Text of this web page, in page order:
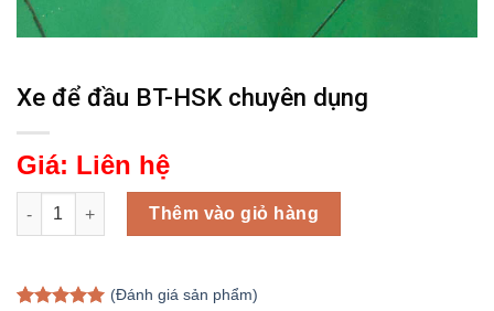
Xe để đầu BT-HSK chuyên dụng
Giá: Liên hệ
Xe để đầu BT-HSK chuyên dụng số lượng
Thêm vào giỏ hàng
(Đánh giá sản phẩm)